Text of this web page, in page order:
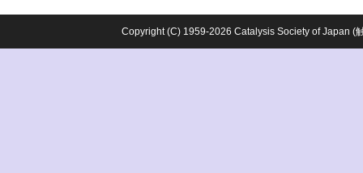
Copyright (C) 1959-2026 Catalysis Society of Japan (